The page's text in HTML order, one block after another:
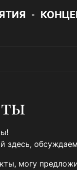
здесь,
могу